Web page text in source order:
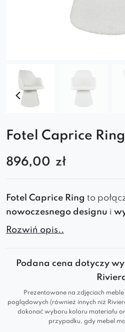
Fotel Caprice Ring
896,00 zł
Fotel Caprice Ring to
nowoczesnego designu i
wykonania .
kilkudziesięciu
idealnie dopasuje się do
Sprawdzi się jakofotel do
jadalniczypoczekalni.
Rozwiń opis..
Podana cena dotyczy
Prezentowane na zdjęciach
poglądowych (również innych niż
dokonać wyboru koloru materiału
przypadku, gdy mebel